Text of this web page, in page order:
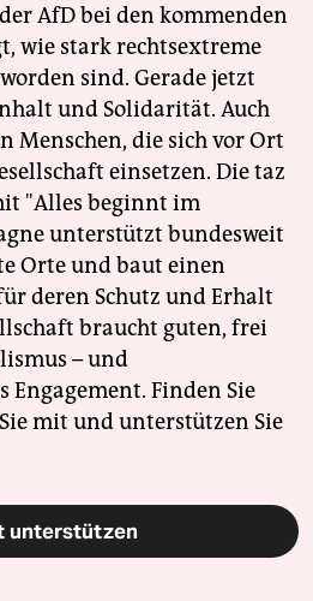
AfD bei den kommenden
wie stark rechtsextreme
sind. Gerade jetzt
und Solidarität. Auch
Menschen, die sich vor Ort
einsetzen. Die taz
"Alles beginnt im
unterstützt bundesweit
Orte und baut einen
deren Schutz und Erhalt
braucht guten, frei
– und
Finden Sie
mit und unterstützen Sie
unterstützen